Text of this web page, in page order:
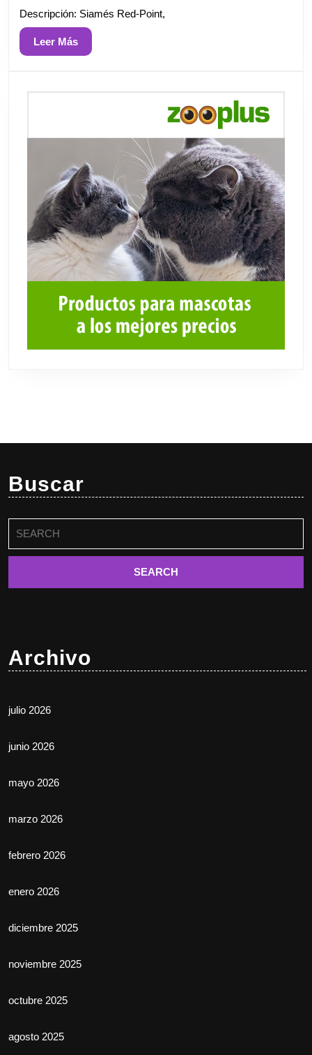
Descripción: Siamés Red-Point,
Leer MásLeer
Más
Buscar
Archivo
julio 2026
junio 2026
mayo 2026
marzo 2026
febrero 2026
enero 2026
diciembre 2025
noviembre 2025
octubre 2025
agosto 2025